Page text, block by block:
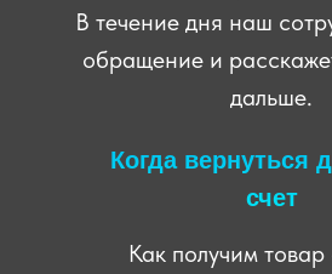
Когда вернуться
счет
Как получим
В течение дня наш
обращение и
дальше.